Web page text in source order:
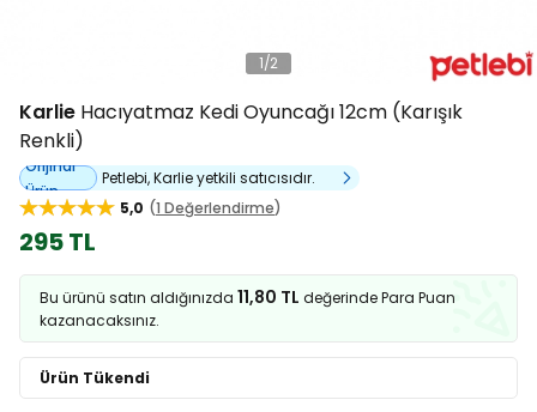
1/2
Karlie Hacıyatmaz Kedi Oyuncağı 12cm (Karışık
Renkli)
Orijinal
Ürün
Petlebi, Karlie yetkili satıcısıdır.
5,0
1 Değerlendirme
295 TL
Bu ürünü satın aldığınızda 11,80 TL değerinde Para Puan
kazanacaksınız.
Ürün Tükendi